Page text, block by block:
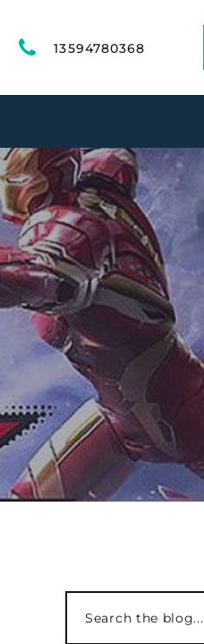
13594780368
Search the blog...